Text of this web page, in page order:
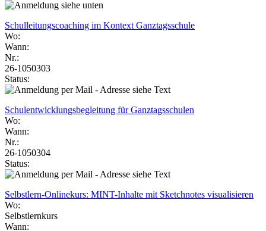
Schulleitungscoaching im Kontext Ganztagsschule
Wo:
Wann:
Nr.:
26-1050303
Status:
Schulentwicklungsbegleitung für Ganztagsschulen
Wo:
Wann:
Nr.:
26-1050304
Status:
Selbstlern-Onlinekurs: MINT-Inhalte mit Sketchnotes visualisieren
Wo:
Selbstlernkurs
Wann: